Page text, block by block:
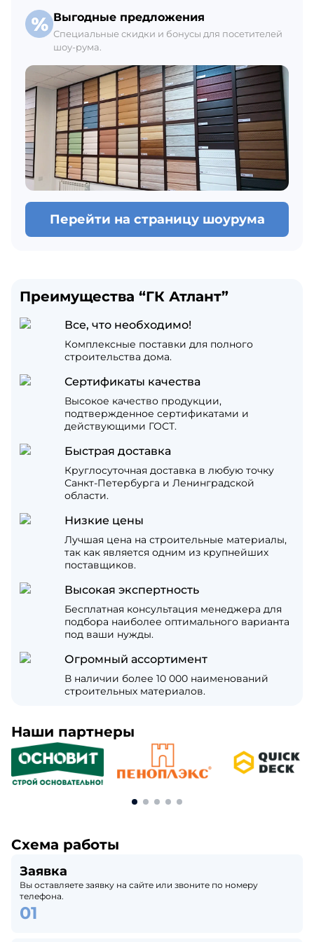
Выгодные предложения
Специальные скидки и бонусы для посетителей
шоу-рума.
Перейти на страницу шоурума
Преимущества “ГК Атлант”
Все, что необходимо!
Комплексные поставки для полного
строительства дома.
Сертификаты качества
Высокое качество продукции,
подтвержденное сертификатами и
действующими ГОСТ.
Быстрая доставка
Круглосуточная доставка в любую точку
Санкт-Петербурга и Ленинградской
области.
Низкие цены
Лучшая цена на строительные материалы,
так как является одним из крупнейших
поставщиков.
Высокая экспертность
Бесплатная консультация менеджера для
подбора наиболее оптимального варианта
под ваши нужды.
Огромный ассортимент
В наличии более 10 000 наименований
строительных материалов.
Наши партнеры
Схема работы
Заявка
Вы оставляете заявку на сайте или звоните по номеру
телефона.